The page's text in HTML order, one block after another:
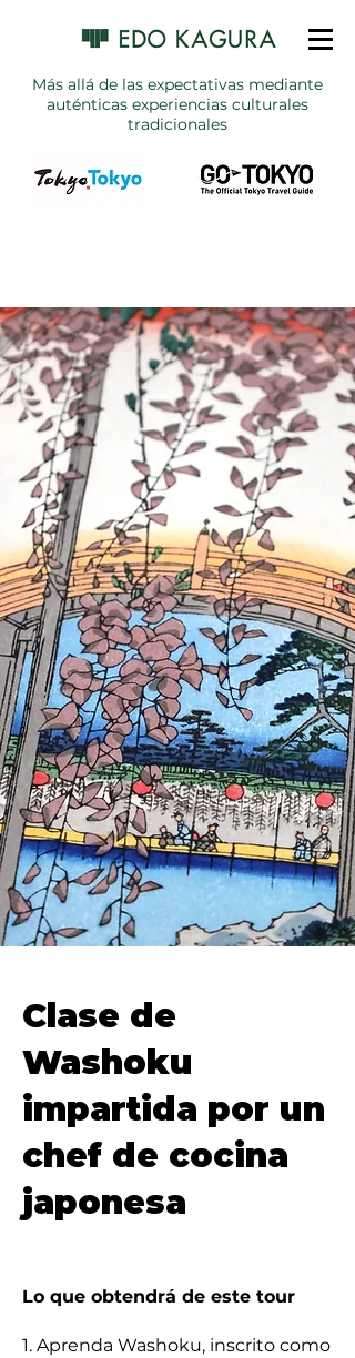
Más allá de las expectativas mediante
auténticas experiencias culturales
tradicionales
Clase de
Washoku
impartida por un
chef de cocina
japonesa
Lo que obtendrá de este tour
1. Aprenda Washoku, inscrito como